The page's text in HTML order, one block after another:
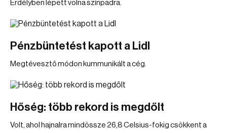
Erdélyben lépett volna színpadra.
Pénzbüntetést kapott a Lidl
Megtévesztő módon kummunikált a cég.
Hőség: több rekord is megdőlt
Volt, ahol hajnalra mindössze 26,8 Celsius-fokig csökkent a